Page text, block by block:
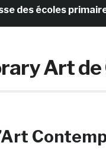
écoles primaires
Art de